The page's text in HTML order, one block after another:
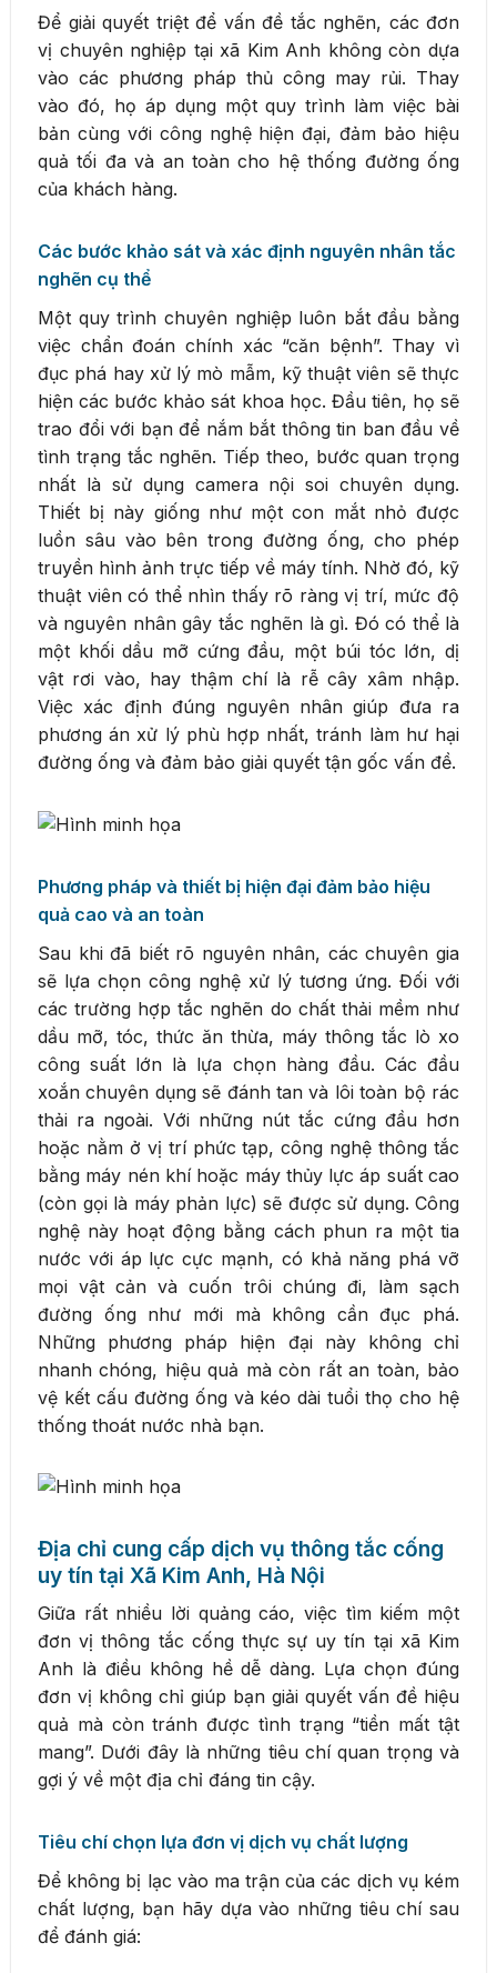
Để giải quyết triệt để vấn đề tắc nghẽn, các đơn
vị chuyên nghiệp tại xã Kim Anh không còn dựa
vào các phương pháp thủ công may rủi. Thay
vào đó, họ áp dụng một quy trình làm việc bài
bản cùng với công nghệ hiện đại, đảm bảo hiệu
quả tối đa và an toàn cho hệ thống đường ống
của khách hàng.
Các bước khảo sát và xác định nguyên nhân tắc
nghẽn cụ thể
Một quy trình chuyên nghiệp luôn bắt đầu bằng
việc chẩn đoán chính xác “căn bệnh”. Thay vì
đục phá hay xử lý mò mẫm, kỹ thuật viên sẽ thực
hiện các bước khảo sát khoa học. Đầu tiên, họ sẽ
trao đổi với bạn để nắm bắt thông tin ban đầu về
tình trạng tắc nghẽn. Tiếp theo, bước quan trọng
nhất là sử dụng camera nội soi chuyên dụng.
Thiết bị này giống như một con mắt nhỏ được
luồn sâu vào bên trong đường ống, cho phép
truyền hình ảnh trực tiếp về máy tính. Nhờ đó, kỹ
thuật viên có thể nhìn thấy rõ ràng vị trí, mức độ
và nguyên nhân gây tắc nghẽn là gì. Đó có thể là
một khối dầu mỡ cứng đầu, một búi tóc lớn, dị
vật rơi vào, hay thậm chí là rễ cây xâm nhập.
Việc xác định đúng nguyên nhân giúp đưa ra
phương án xử lý phù hợp nhất, tránh làm hư hại
đường ống và đảm bảo giải quyết tận gốc vấn đề.
Phương pháp và thiết bị hiện đại đảm bảo hiệu
quả cao và an toàn
Sau khi đã biết rõ nguyên nhân, các chuyên gia
sẽ lựa chọn công nghệ xử lý tương ứng. Đối với
các trường hợp tắc nghẽn do chất thải mềm như
dầu mỡ, tóc, thức ăn thừa, máy thông tắc lò xo
công suất lớn là lựa chọn hàng đầu. Các đầu
xoắn chuyên dụng sẽ đánh tan và lôi toàn bộ rác
thải ra ngoài. Với những nút tắc cứng đầu hơn
hoặc nằm ở vị trí phức tạp, công nghệ thông tắc
bằng máy nén khí hoặc máy thủy lực áp suất cao
(còn gọi là máy phản lực) sẽ được sử dụng. Công
nghệ này hoạt động bằng cách phun ra một tia
nước với áp lực cực mạnh, có khả năng phá vỡ
mọi vật cản và cuốn trôi chúng đi, làm sạch
đường ống như mới mà không cần đục phá.
Những phương pháp hiện đại này không chỉ
nhanh chóng, hiệu quả mà còn rất an toàn, bảo
vệ kết cấu đường ống và kéo dài tuổi thọ cho hệ
thống thoát nước nhà bạn.
Địa chỉ cung cấp dịch vụ thông tắc cống
uy tín tại Xã Kim Anh, Hà Nội
Giữa rất nhiều lời quảng cáo, việc tìm kiếm một
đơn vị thông tắc cống thực sự uy tín tại xã Kim
Anh là điều không hề dễ dàng. Lựa chọn đúng
đơn vị không chỉ giúp bạn giải quyết vấn đề hiệu
quả mà còn tránh được tình trạng “tiền mất tật
mang”. Dưới đây là những tiêu chí quan trọng và
gợi ý về một địa chỉ đáng tin cậy.
Tiêu chí chọn lựa đơn vị dịch vụ chất lượng
Để không bị lạc vào ma trận của các dịch vụ kém
chất lượng, bạn hãy dựa vào những tiêu chí sau
để đánh giá: